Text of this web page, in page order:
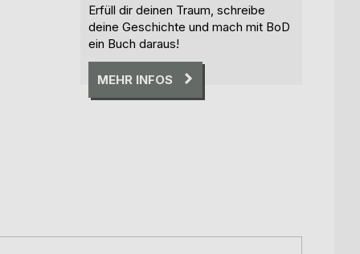
Erfüll dir deinen Traum, schreibe
deine Geschichte und mach mit BoD
ein Buch daraus!
MEHR INFOS